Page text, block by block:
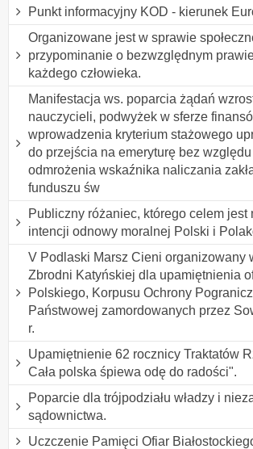
Punkt informacyjny KOD - kierunek
Organizowane jest w sprawie
przypominanie o bezwzględnym
każdego człowieka.
Manifestacja ws. poparcia żądań
nauczycieli, podwyżek w sferze
wprowadzenia kryterium stażowego
do przejścia na emeryturę bez
odmrożenia wskaźnika naliczania
funduszu św
Publiczny różaniec, którego celem jest
intencji odnowy moralnej Polski i
V Podlaski Marsz Cieni organizowany
Zbrodni Katyńskiej dla upamiętnienia
Polskiego, Korpusu Ochrony
Państwowej zamordowanych przez
r.
Upamiętnienie 62 rocznicy Traktatów
Cała polska śpiewa odę do radości".
Poparcie dla trójpodziału władzy i
sądownictwa.
Uczczenie Pamięci Ofiar